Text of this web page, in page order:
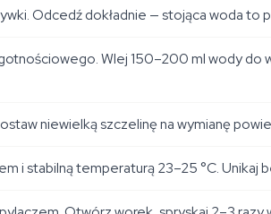
Odcedź dokładnie — stojąca woda to
Wlej 150–200 ml wody do
niewielką szczelinę na wymianę
i stabilną temperaturą 23–25 °C. Unikaj